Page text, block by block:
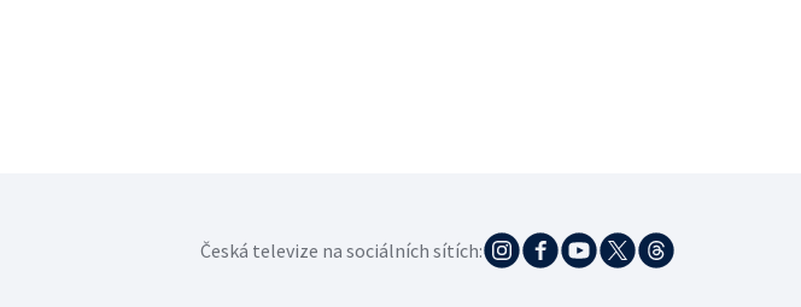
Česká televize na sociálních sítích: